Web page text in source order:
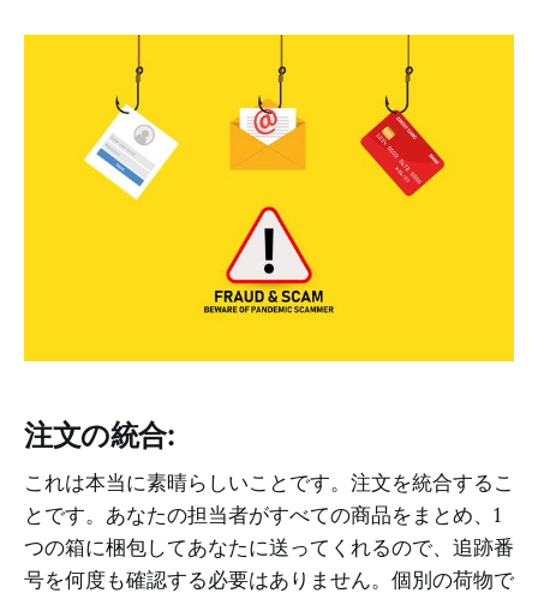
注文の統合:
これは本当に素晴らしいことです。注文を統合するこ
とです。あなたの担当者がすべての商品をまとめ、1
つの箱に梱包してあなたに送ってくれるので、追跡番
号を何度も確認する必要はありません。個別の荷物で